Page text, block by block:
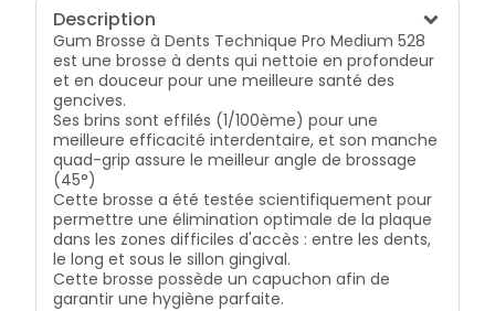
Description
Gum Brosse à Dents Technique Pro Medium 528
est une brosse à dents qui nettoie en profondeur
et en douceur pour une meilleure santé des
gencives.
Ses brins sont effilés (1/100ème) pour une
meilleure efficacité interdentaire, et son manche
quad-grip assure le meilleur angle de brossage
(45°)
Cette brosse a été testée scientifiquement pour
permettre une élimination optimale de la plaque
dans les zones difficiles d'accès : entre les dents,
le long et sous le sillon gingival.
Cette brosse possède un capuchon afin de
garantir une hygiène parfaite.